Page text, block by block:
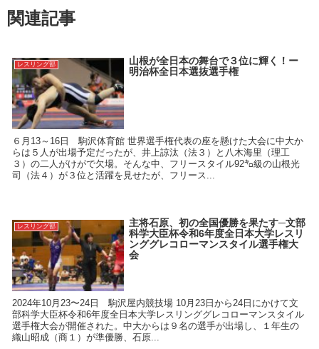
関連記事
レスリング部
山根が全日本の舞台で３位に輝く！ー
明治杯全日本選抜選手権
６月13～16日 駒沢体育館 世界選手権代表の座を懸けた大会に中大か
らは５人が出場予定だったが、井上諒汰（法３）と八木海里（理工
３）の二人がけがで欠場。そんな中、フリースタイル92㌔級の山根光
司（法４）が３位と活躍を見せたが、フリース...
レスリング部
主将石原、初の全国優勝を果たす─文部
科学大臣杯令和6年度全日本大学レスリ
ンググレコローマンスタイル選手権大
会
2024年10月23〜24日 駒沢屋内競技場 10月23日から24日にかけて文
部科学大臣杯令和6年度全日本大学レスリンググレコローマンスタイル
選手権大会が開催された。中大からは９名の選手が出場し、１年生の
織山昭成（商１）が準優勝、石原...